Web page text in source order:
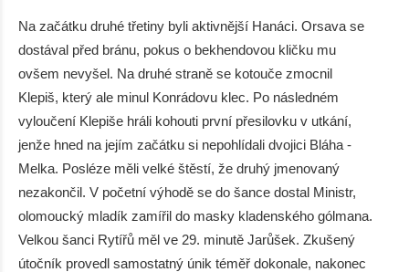
Na začátku druhé třetiny byli aktivnější Hanáci. Orsava se
dostával před bránu, pokus o bekhendovou kličku mu
ovšem nevyšel. Na druhé straně se kotouče zmocnil
Klepiš, který ale minul Konrádovu klec. Po následném
vyloučení Klepiše hráli kohouti první přesilovku v utkání,
jenže hned na jejím začátku si nepohlídali dvojici Bláha -
Melka. Posléze měli velké štěstí, že druhý jmenovaný
nezakončil. V početní výhodě se do šance dostal Ministr,
olomoucký mladík zamířil do masky kladenského gólmana.
Velkou šanci Rytířů měl ve 29. minutě Jarůšek. Zkušený
útočník provedl samostatný únik téměř dokonale, nakonec